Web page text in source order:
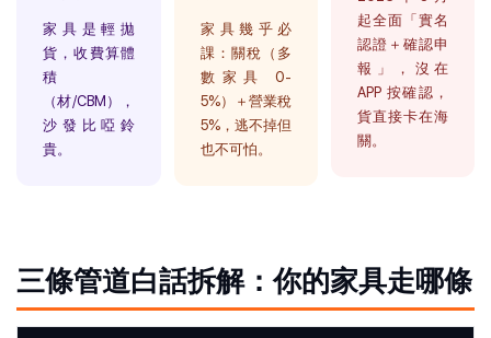
家具是輕拋
貨，收費算體
積
（材/CBM），
沙發比啞鈴
貴。
家具幾乎必
課：關稅（多
數家具 0-
5%）＋營業稅
5%，逃不掉但
也不可怕。
起全面「實名
認證＋確認申
報」，沒在
APP 按確認，
貨直接卡在海
關。
三條管道白話拆解：你的家具走哪條